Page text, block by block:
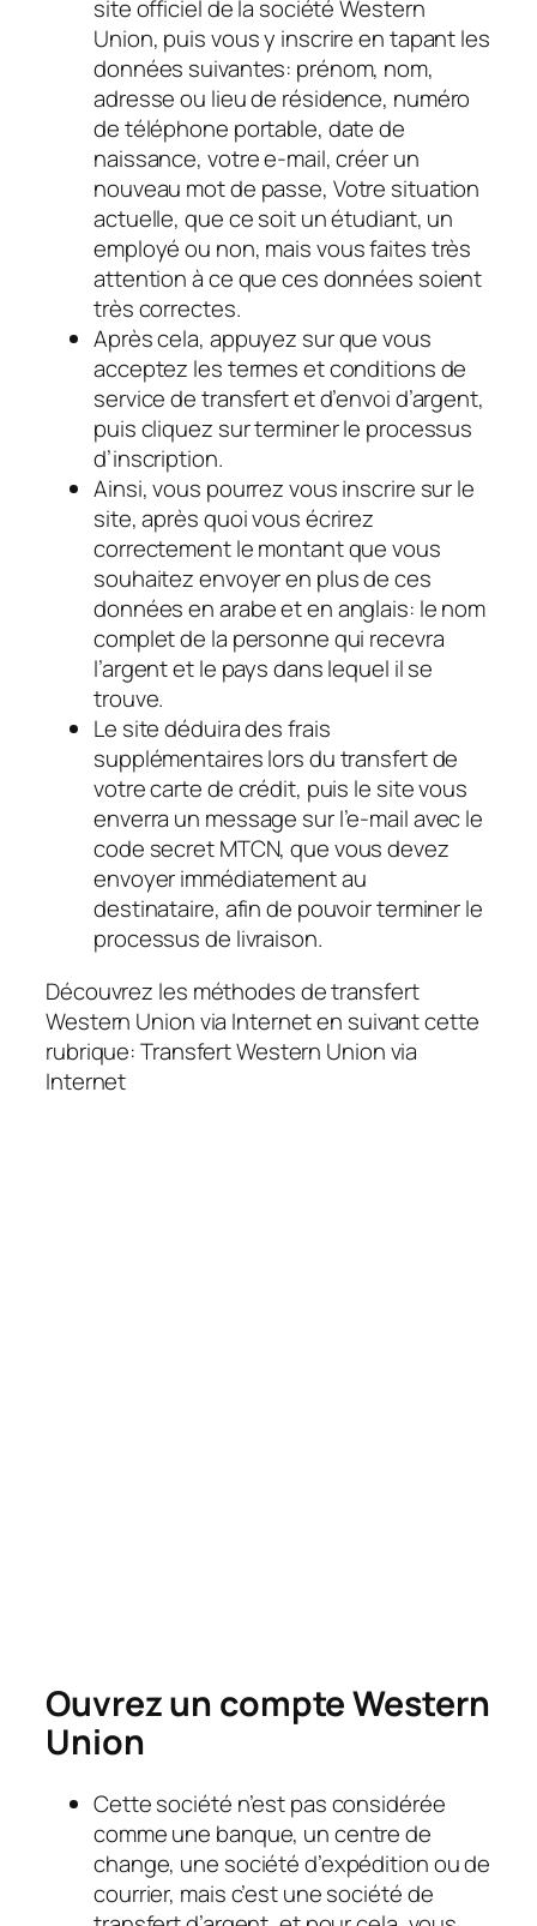
site officiel de la société Western
Union, puis vous y inscrire en tapant les
données suivantes: prénom, nom,
adresse ou lieu de résidence, numéro
de téléphone portable, date de
naissance, votre e-mail, créer un
nouveau mot de passe, Votre situation
actuelle, que ce soit un étudiant, un
employé ou non, mais vous faites très
attention à ce que ces données soient
très correctes.
Après cela, appuyez sur que vous
acceptez les termes et conditions de
service de transfert et d’envoi d’argent,
puis cliquez sur terminer le processus
d’inscription.
Ainsi, vous pourrez vous inscrire sur le
site, après quoi vous écrirez
correctement le montant que vous
souhaitez envoyer en plus de ces
données en arabe et en anglais: le nom
complet de la personne qui recevra
l’argent et le pays dans lequel il se
trouve.
Le site déduira des frais
supplémentaires lors du transfert de
votre carte de crédit, puis le site vous
enverra un message sur l’e-mail avec le
code secret MTCN, que vous devez
envoyer immédiatement au
destinataire, afin de pouvoir terminer le
processus de livraison.
Découvrez les méthodes de transfert
Western Union via Internet en suivant cette
rubrique: Transfert Western Union via
Internet
Ouvrez un compte Western
Union
Cette société n’est pas considérée
comme une banque, un centre de
change, une société d’expédition ou de
courrier, mais c’est une société de